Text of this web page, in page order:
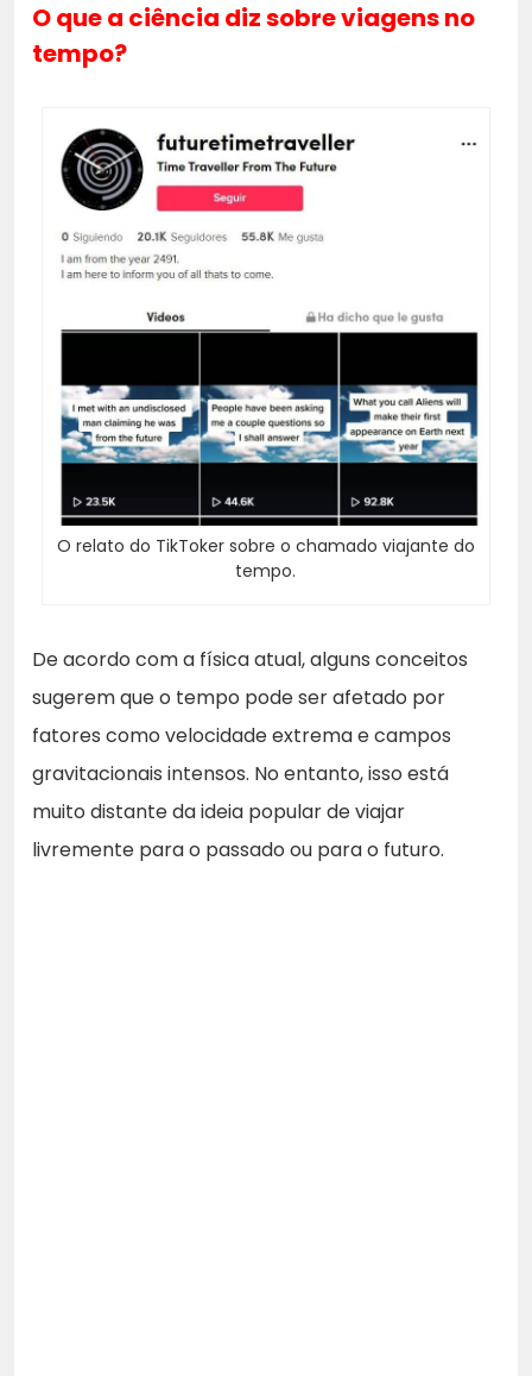
O que a ciência diz sobre viagens no
tempo?
O relato do TikToker sobre o chamado viajante do
tempo.
De acordo com a física atual, alguns conceitos
sugerem que o tempo pode ser afetado por
fatores como velocidade extrema e campos
gravitacionais intensos. No entanto, isso está
muito distante da ideia popular de viajar
livremente para o passado ou para o futuro.